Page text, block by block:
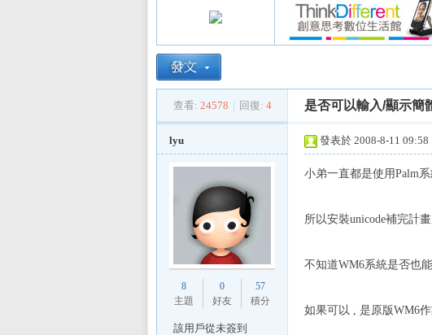
PA» › ›
查看: 24578 | 回復: 4 是否可以輸入/顯示簡
lyu
8
主題
0
好友
57
積分
該用戶從未簽到
發表於 2008-8-11 09:58
小弟一直都是使用Palm
所以安裝unicode補完計
不知道WM6系統是否也
如果可以 , 是原版WM6